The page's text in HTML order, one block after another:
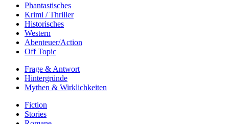
Phantastisches
Krimi / Thriller
Historisches
Western
Abenteuer/Action
Off Topic
Frage & Antwort
Hintergründe
Mythen & Wirklichkeiten
Fiction
Stories